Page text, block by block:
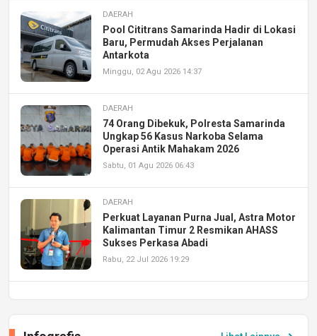
DAERAH
Pool Cititrans Samarinda Hadir di Lokasi
Baru, Permudah Akses Perjalanan
Antarkota
Minggu, 02 Agu 2026 14:37
DAERAH
74 Orang Dibekuk, Polresta Samarinda
Ungkap 56 Kasus Narkoba Selama
Operasi Antik Mahakam 2026
Sabtu, 01 Agu 2026 06:43
DAERAH
Perkuat Layanan Purna Jual, Astra Motor
Kalimantan Timur 2 Resmikan AHASS
Sukses Perkasa Abadi
Rabu, 22 Jul 2026 19:29